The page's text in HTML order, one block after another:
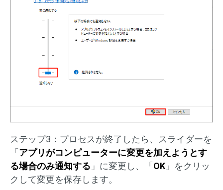
ステップ3：プロセスが終了したら、スライダーを
「アプリがコンピューターに変更を加えようとす
る場合のみ通知する 」に変更し、「OK 」をクリッ
クして変更を保存します。